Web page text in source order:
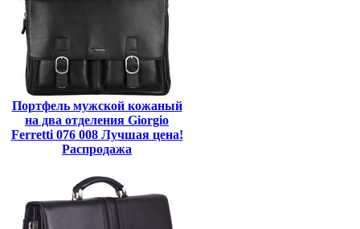
Портфель мужской кожаный
на два отделения Giorgio
Ferretti 076 008 Лучшая цена!
Распродажа